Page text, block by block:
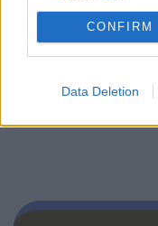
CONFIRM
Data Deletion
Procedendo accetti